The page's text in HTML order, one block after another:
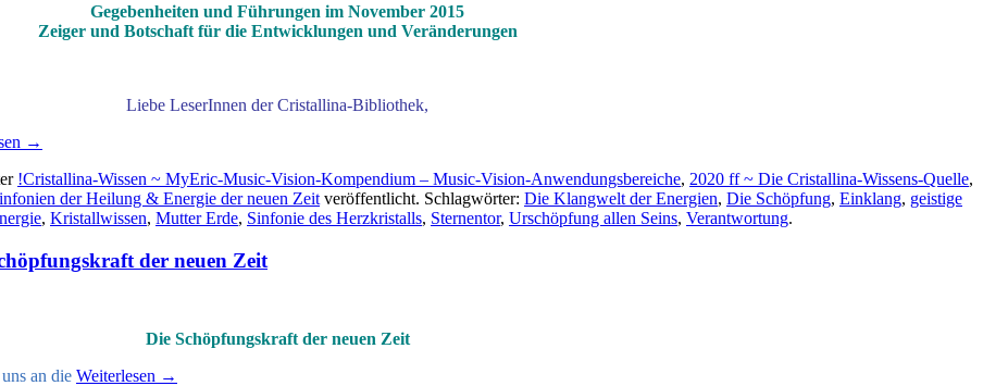
Gegebenheiten und Führungen im November 2015
Zeiger und Botschaft für die Entwicklungen und Veränderungen
Liebe LeserInnen der Cristallina-Bibliothek,
→
!Cristallina-Wissen ~ MyEric-Music-Vision-Kompendium – Music-Vision-Anwendungsbereiche, 2020 ff ~ Die Cristallina-Wissens-Quelle,
der Heilung & Energie der neuen Zeit veröffentlicht. Schlagwörter: Die Klangwelt der Energien, Die Schöpfung, Einklang, geistige
, Kristallwissen, Mutter Erde, Sinfonie des Herzkristalls, Sternentor, Urschöpfung allen Seins, Verantwortung.
der neuen Zeit
Die Schöpfungskraft der neuen Zeit
an die Weiterlesen →